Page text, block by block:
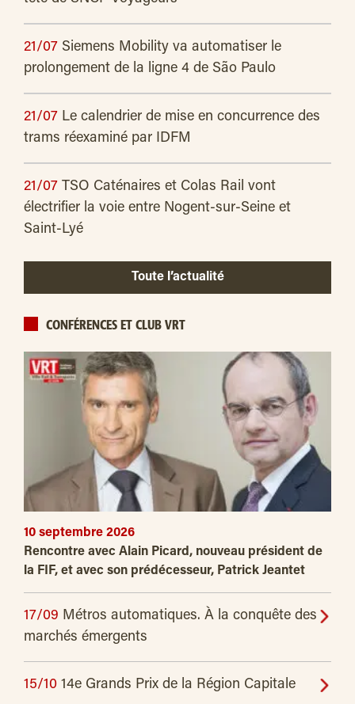
21/07 Siemens Mobility va automatiser le
prolongement de la ligne 4 de São Paulo
21/07 Le calendrier de mise en concurrence des
trams réexaminé par IDFM
21/07 TSO Caténaires et Colas Rail vont
électrifier la voie entre Nogent-sur-Seine et
Saint-Lyé
Toute l’actualité
CONFÉRENCES ET CLUB VRT
10 septembre 2026
Rencontre avec Alain Picard, nouveau président de
la FIF, et avec son prédécesseur, Patrick Jeantet
17/09 Métros automatiques. À la conquête des
marchés émergents
15/10 14e Grands Prix de la Région Capitale